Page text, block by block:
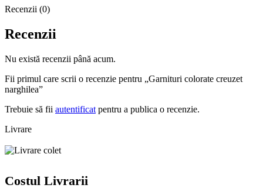
Recenzii (0)
Recenzii
Nu există recenzii până acum.
Fii primul care scrii o recenzie pentru „Garnituri colorate creuzet
narghilea”
Trebuie să fii autentificat pentru a publica o recenzie.
Livrare
Costul Livrarii